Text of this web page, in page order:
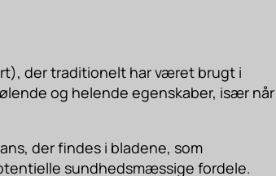
der traditionelt har været brugt i
og helende egenskaber, især når
der findes i bladene, som
sundhedsmæssige fordele.